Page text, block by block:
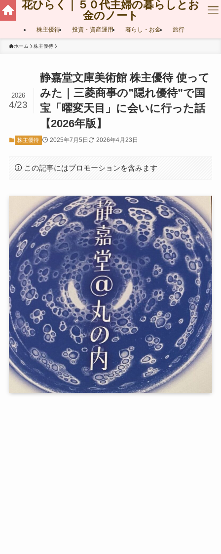
花ひらく｜５０代主婦の暮らしとお
金のノート
株主優待 投資・資産運用 暮らし・お金 旅行
ホーム 株主優待
静嘉堂文庫美術館 株主優待 使って
みた｜三菱商事の”隠れ優待”で国
宝「曜変天目」に会いに行った話
【2026年版】
2026
4/23
株主優待 2025年7月5日 2026年4月23日
この記事にはプロモーションを含みます